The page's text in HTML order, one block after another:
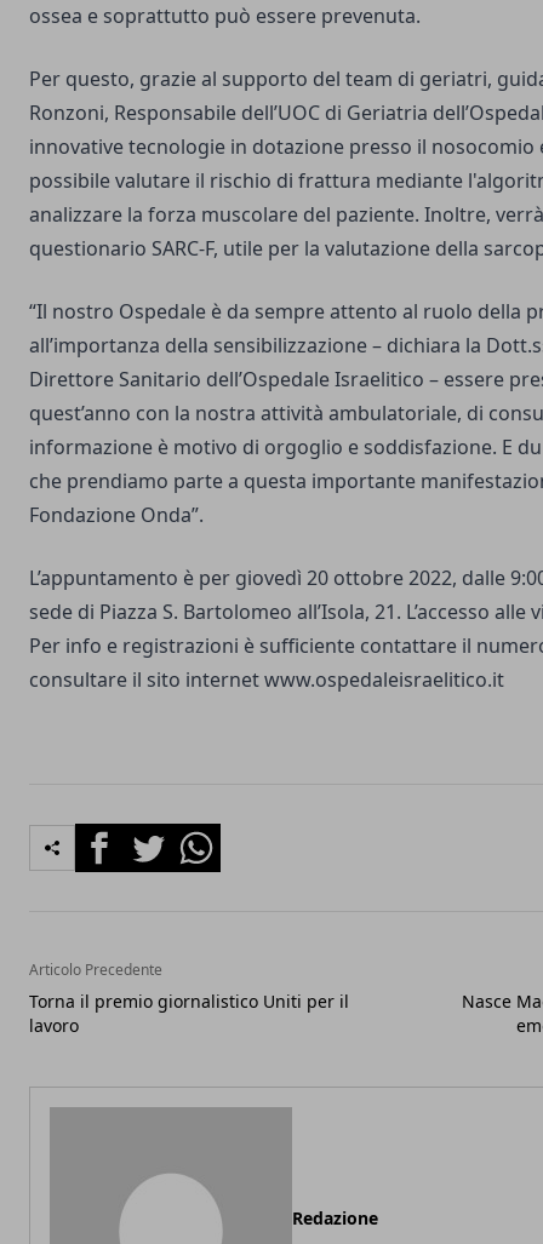
ossea e soprattutto può essere prevenuta.
Per questo, grazie al supporto del team di geriatri,
Ronzoni, Responsabile dell’UOC di Geriatria
innovative tecnologie in dotazione presso il nosocomio
possibile valutare il rischio di frattura mediante
analizzare la forza muscolare del paziente. Inoltre,
questionario SARC-F, utile per la valutazione della
“Il nostro Ospedale è da sempre attento al ruolo della
all’importanza della sensibilizzazione – dichiara la
Direttore Sanitario dell’Ospedale Israelitico – essere
quest’anno con la nostra attività ambulatoriale, di
informazione è motivo di orgoglio e soddisfazione. E
che prendiamo parte a questa importante
Fondazione Onda”.
L’appuntamento è per giovedì 20 ottobre 2022, dalle
sede di Piazza S. Bartolomeo all’Isola, 21. L’accesso
Per info e registrazioni è sufficiente contattare il
consultare il sito internetwww.ospedaleisraelitico.it
FacebookTwitterWhatsapp
Articolo Precedente
Torna il premio giornalistico Uniti per il
lavoro
Nasce
Redazione